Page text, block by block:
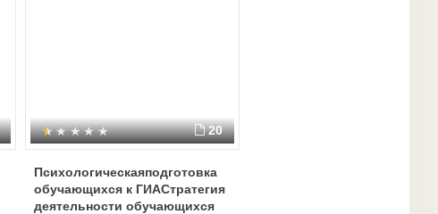
20
Психологическаяподготовка
обучающихся к ГИАСтратегия
деятельности обучающихся